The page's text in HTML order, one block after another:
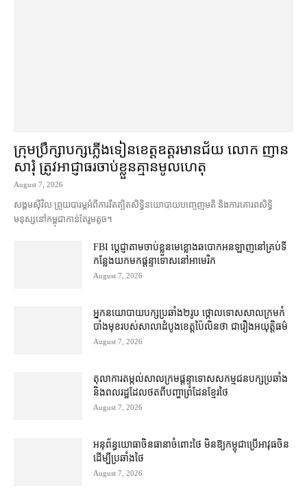
ក្រុមប្រឹក្សា​បក្ស​ភ្លើងទៀន​ខេត្ត​ឧត្ដរមានជ័យ លោក ញាន
សារុំ ត្រូវ​អាជ្ញាធរ​ចាប់ខ្លួន​គ្មាន​មូលហេតុ
August 7, 2026
សង្គម​ស៊ីវិល ព្រួយបារម្ភ​អំពី​ការ​រឹតត្បិត​សិទ្ធិ​នយោបាយ​បញ្ចេញមតិ និង​ការគោរព​សិទ្ធិ
មនុស្ស​នៅ​កម្ពុជា​កាន់តែ​រួម​តូច។
FBI ប្ដេជ្ញា​តាម​ចាប់ខ្លួន​មេខ្លោង​ឆបោក​អនឡាញ​នៅ​គ្រប់​ទី
កន្លែង​យក​មក​ផ្ដន្ទាទោស​នៅ​អាមេរិក
August 7, 2026
អ្នកនយោបាយ​បក្ស​ប្រឆាំង​២​រូប ថ្កោលទោស​សាលក្រម​កំ
បាំងមុខ​របស់​សាលាដំបូង​ខេត្ត​ប៉ៃលិន​ថា ជា​រឿង​អយុត្តិធម៌
August 7, 2026
តុលាការ​តម្កល់​សាលក្រម​ផ្ដន្ទាទោស​សកម្មជន​បក្ស​ប្រឆាំង​
និង​ពលរដ្ឋ​ដែល​ថត​ពី​បញ្ហា​ព្រំដែន​ខ្មែរ​ថៃ
August 7, 2026
អនុព័ន្ធយោធា​ចិន​ធានា​ចំពោះ​ថៃ មិន​ឱ្យ​កម្ពុជា​ប្រើ​អាវុធ​ចិន​
ដើម្បី​ប្រឆាំង​ថៃ ​
August 7, 2026